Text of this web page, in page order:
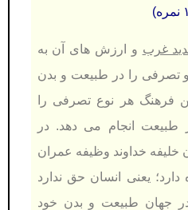
غرب و ارزش های آن به
را در طبیعت و بدن
فرهنگ هر نوع تصرفی را
طبیعت انجام می دهد. در
خلیفه خداوند وظیفه عمران
دارد؛ یعنی انسان حق ندارد
در جهان طبیعت و بدن خود